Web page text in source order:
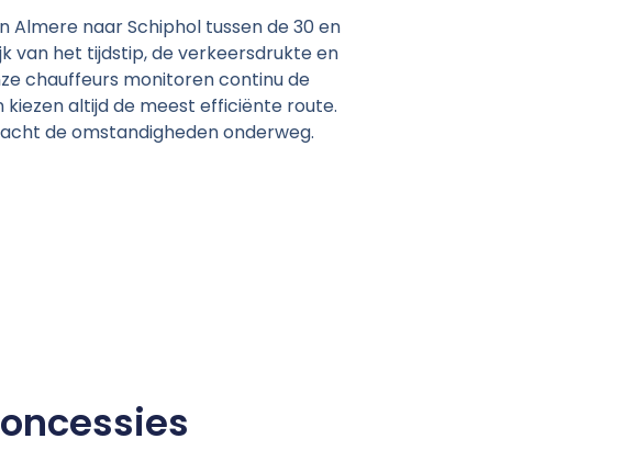
Almere naar Schiphol tussen de 30 en
van het tijdstip, de verkeersdrukte en
chauffeurs monitoren continu de
altijd de meest efficiënte route.
de omstandigheden onderweg.